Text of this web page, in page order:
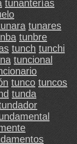
tunanterías
tunares
tunbre
tunch tunchi
tuncional
tunco tuncos
tunda